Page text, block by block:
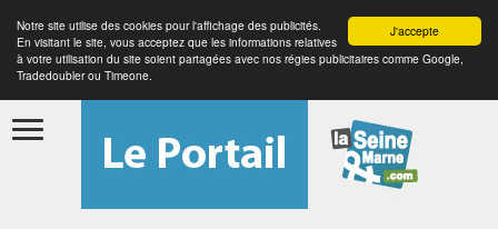
J'accepte
Notre site utilise des cookies pour l'affichage des publicités.
En visitant le site, vous acceptez que les informations relatives
à votre utilisation du site soient partagées avec nos régies publicitaires comme Google,
Tradedoubler ou Timeone.